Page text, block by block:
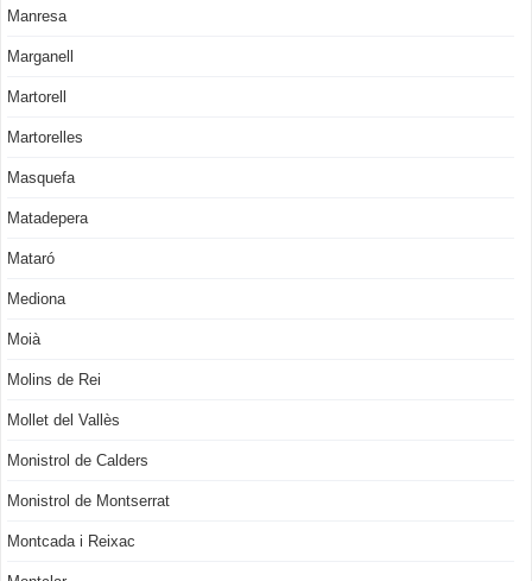
Manresa
Marganell
Martorell
Martorelles
Masquefa
Matadepera
Mataró
Mediona
Moià
Molins de Rei
Mollet del Vallès
Monistrol de Calders
Monistrol de Montserrat
Montcada i Reixac